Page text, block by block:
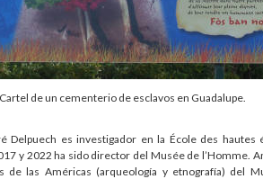
Cartel de un cementerio de esclavos en Guadalupe.
Delpuech es investigador en la École des
y 2022 ha sido director del Musée de l’Homme.
las Américas (arqueología y etnografía) del